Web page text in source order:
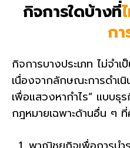
กิจการใดบ้างที่
กา
กิจการบางประเภท ไม่จำ
เนื่องจากลักษณะการดำเนิ
เพื่อแสวงหากำไร” แบบธุ
กฎหมายเฉพาะด้านอื่น ๆ